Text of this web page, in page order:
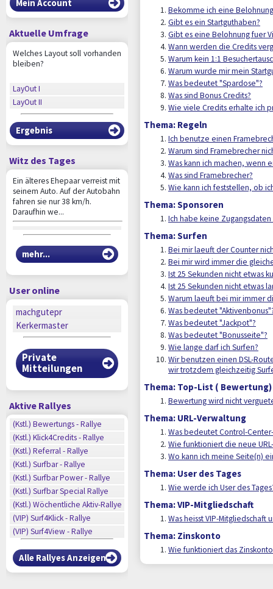
Mein Account
Aktuelle Umfrage
Welches Layout soll vorhanden
bleiben?
LayOut I
LayOut II
Ergebnis
Witz des Tages
Ein älteres Ehepaar verreist mit
seinem Auto. Auf der Autobahn
fahren sie nur 38 km/h.
Daraufhin we...
mehr...
User online
machgutepr
Kerkermaster
Private
Mitteilungen
Aktive Rallyes
(Kstl.) Bewertungs - Rallye
(Kstl.) Klick4Credits - Rallye
(Kstl.) Referral - Rallye
(Kstl.) Surfbar - Rallye
(Kstl.) Surfbar Power - Rallye
(Kstl.) Surfbar Special Rallye
(Kstl.) Wöchentliche Aktiv-Rallye
(VIP) Surf4Klick - Rallye
(VIP) Surf4View - Rallye
Alle Rallyes Anzeigen
Bekomme ich eine
Gibt es ein Startguthaben?
Gibt es eine Belohnung fuer
Wann werden die Credits
Warum kein 1:1
Warum wurde mir mein
Was bedeutet "Spardose"?
Was sind Bonus Credits?
Wie viele Credits erhalte ich
Thema: Regeln
Ich benutze einen
Warum sind Framebrecher
Was kann ich machen, wenn
Was sind Framebrecher?
Wie kann ich feststellen, ob
Thema: Sponsoren
Ich habe keine
Thema: Surfen
Bei mir laeuft der Counter
Bei mir wird immer die
Ist 25 Sekunden nicht etwas
Ist 25 Sekunden nicht etwas
Warum laeuft bei mir immer
Was bedeutet
Was bedeutet "Jackpot"?
Was bedeutet "Bonusseite"?
Wie lange darf ich Surfen?
Wir benutzen einen DSL-
wir trotzdem gleichzeitig
Thema: Top-List ( Bewertung)
Bewertung wird nicht
Thema: URL-Verwaltung
Was bedeutet Control-
Wie funktioniert die neue
Wo kann ich meine Seite(n)
Thema: User des Tages
Wie werde ich User des
Thema: VIP-Mitgliedschaft
Was heisst VIP-
Thema: Zinskonto
Wie funktioniert das